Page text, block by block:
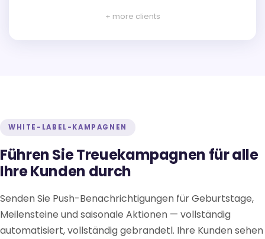
+ more clients
WHITE-LABEL-KAMPAGNEN
Führen Sie Treuekampagnen für alle
Ihre Kunden durch
Senden Sie Push-Benachrichtigungen für Geburtstage,
Meilensteine und saisonale Aktionen — vollständig
automatisiert, vollständig gebrandetl. Ihre Kunden sehen